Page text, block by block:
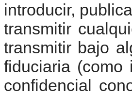
introducir,
transmitir
transmitir bajo
fiduciaria (como
confidencial